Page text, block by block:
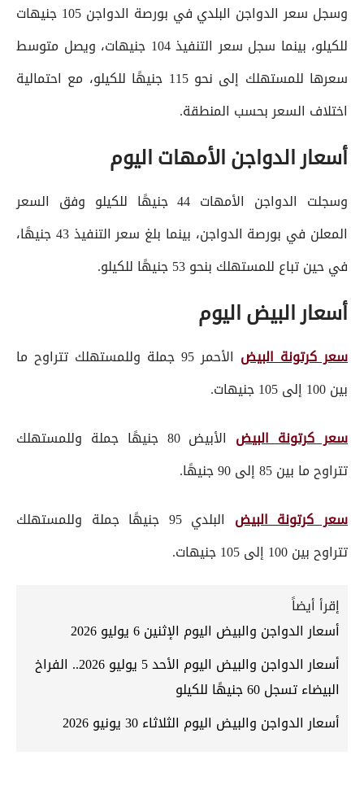
وسجل سعر الدواجن البلدي في بورصة الدواجن 105 جنيهات
للكيلو، بينما سجل سعر التنفيذ 104 جنيهات، ويصل متوسط
سعرها للمستهلك إلى نحو 115 جنيهًا للكيلو، مع احتمالية
اختلاف السعر بحسب المنطقة.
أسعار الدواجن الأمهات اليوم
وسجلت الدواجن الأمهات 44 جنيهًا للكيلو وفق السعر
المعلن في بورصة الدواجن، بينما بلغ سعر التنفيذ 43 جنيهًا،
في حين تباع للمستهلك بنحو 53 جنيهًا للكيلو.
أسعار البيض اليوم
سعر كرتونة البيض
الأحمر 95 جملة وللمستهلك تتراوح ما
بين 100 إلى 105 جنيهات.
سعر كرتونة البيض
الأبيض 80 جنيهًا جملة وللمستهلك
تتراوح ما بين 85 إلى 90 جنيهًا.
سعر كرتونة البيض
البلدي 95 جنيهًا جملة وللمستهلك
تتراوح بين 100 إلى 105 جنيهات.
إقرأ أيضاً
أسعار الدواجن والبيض اليوم الإثنين 6 يوليو 2026
أسعار الدواجن والبيض اليوم الأحد 5 يوليو 2026.. الفراخ
البيضاء تسجل 60 جنيهًا للكيلو
أسعار الدواجن والبيض اليوم الثلاثاء 30 يونيو 2026